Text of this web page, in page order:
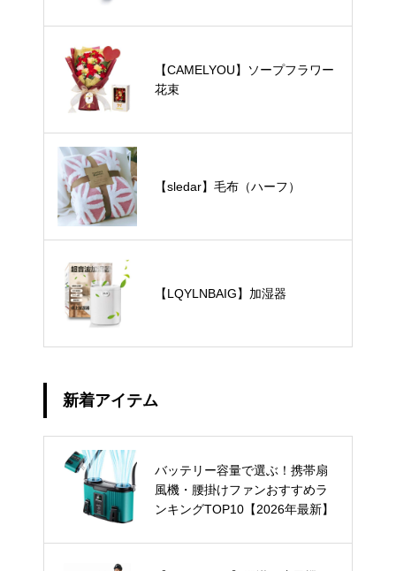
【CAMELYOU】ソープフラワー
花束
【sledar】毛布（ハーフ）
【LQYLNBAIG】加湿器
新着アイテム
バッテリー容量で選ぶ！携帯扇
風機・腰掛けファンおすすめラ
ンキングTOP10【2026年最新】